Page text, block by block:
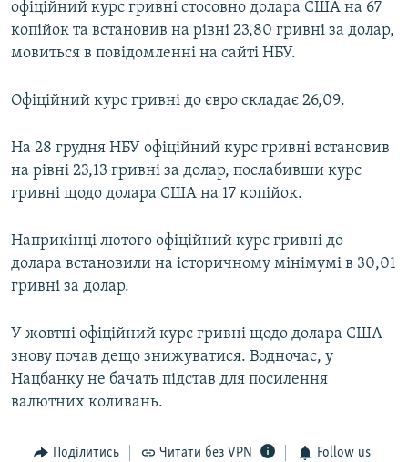
Усі сайти RFE/RL
офіційний курс гривні стосовно долара США на 67
копійок та встановив на рівні 23,80 гривні за долар,
мовиться в повідомленні на сайті НБУ.
Офіційний курс гривні до євро складає 26,09.
На 28 грудня НБУ офіційний курс гривні встановив
на рівні 23,13 гривні за долар, послабивши курс
гривні щодо долара США на 17 копійок.
Наприкінці лютого офіційний курс гривні до
долара встановили на історичному мінімумі в 30,01
гривні за долар.
У жовтні офіційний курс гривні щодо долара США
знову почав дещо знижуватися. Водночас, у
Нацбанку не бачать підстав для посилення
валютних коливань.
Поділитись Читати без VPN Follow us